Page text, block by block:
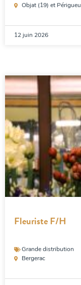
Objat (19) et
12 juin 2026
Fleuriste F/H
Grande distribution
Bergerac